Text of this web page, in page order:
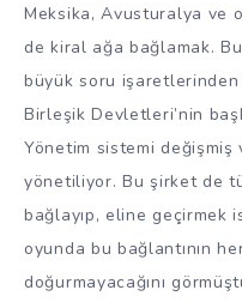
Meksika, Avusturalya ve
de kiral ağa bağlamak.
büyük soru
Birleşik Devletleri’nin
Yönetim sistemi
yönetiliyor. Bu şirket de
bağlayıp, eline geçirmek
oyunda bu bağlantının
doğurmayacağını